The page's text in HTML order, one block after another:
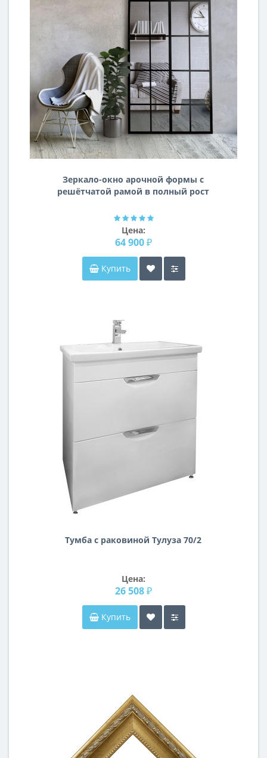
Зеркало-окно арочной формы с
решётчатой рамой в полный рост
Цена:
64 900 ₽
Купить
Тумба с раковиной Тулуза 70/2
Цена:
26 508 ₽
Купить